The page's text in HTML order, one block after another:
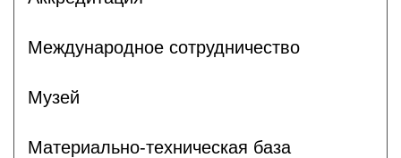
Международное сотрудничество
Музей
Материально-техническая база